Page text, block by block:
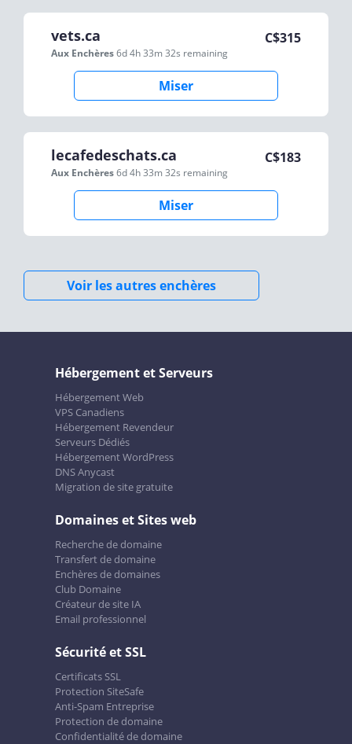
vets.ca
Aux Enchères6d 4h 33m 32s remaining
C$315
Miser
lecafedeschats.ca
Aux Enchères6d 4h 33m 32s remaining
C$183
Miser
Voir les autres enchères
Hébergement et Serveurs
Hébergement Web
VPS Canadiens
Hébergement Revendeur
Serveurs Dédiés
Hébergement WordPress
DNS Anycast
Migration de site gratuite
Domaines et Sites web
Recherche de domaine
Transfert de domaine
Enchères de domaines
Club Domaine
Créateur de site IA
Email professionnel
Sécurité et SSL
Certificats SSL
Protection SiteSafe
Anti-Spam Entreprise
Protection de domaine
Confidentialité de domaine